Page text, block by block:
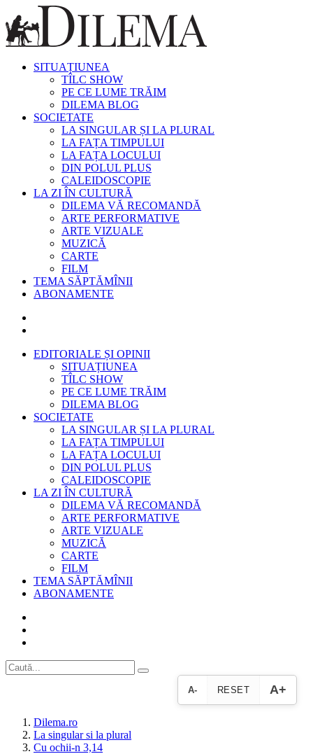
SITUAȚIUNEA
TÎLC SHOW
PE CE LUME TRĂIM
DILEMA BLOG
SOCIETATE
LA SINGULAR ȘI LA PLURAL
LA FAȚA TIMPULUI
LA FAȚA LOCULUI
DIN POLUL PLUS
CALEIDOSCOPIE
LA ZI ÎN CULTURĂ
DILEMA VĂ RECOMANDĂ
ARTE PERFORMATIVE
ARTE VIZUALE
MUZICĂ
CARTE
FILM
TEMA SĂPTĂMÎNII
ABONAMENTE
EDITORIALE ȘI OPINII
SITUAȚIUNEA
TÎLC SHOW
PE CE LUME TRĂIM
DILEMA BLOG
SOCIETATE
LA SINGULAR ȘI LA PLURAL
LA FAȚA TIMPULUI
LA FAȚA LOCULUI
DIN POLUL PLUS
CALEIDOSCOPIE
LA ZI ÎN CULTURĂ
DILEMA VĂ RECOMANDĂ
ARTE PERFORMATIVE
ARTE VIZUALE
MUZICĂ
CARTE
FILM
TEMA SĂPTĂMÎNII
ABONAMENTE
A- RESET A+
Dilema.ro
La singular si la plural
Cu ochii-n 3,14